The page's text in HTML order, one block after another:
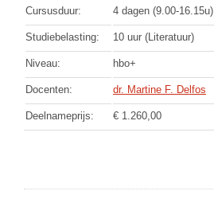
Cursusduur: 4 dagen (9.00-16.15u)
Studiebelasting: 10 uur (Literatuur)
Niveau: hbo+
Docenten: dr. Martine F. Delfos
Deelnameprijs: € 1.260,00